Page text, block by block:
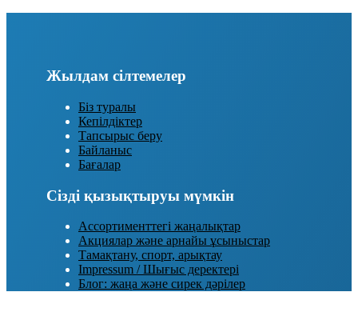
Жылдам сілтемелер
Біз туралы
Кепілдіктер
Тапсырыс беру
Байланыс
Бағалар
Сізді қызықтыруы мүмкін
Ассортименттегі жаңалықтар
Акциялар және арнайы ұсыныстар
Тамақтану, спорт, арықтау
Impressum / Шығыс деректері
Блог: жаңа және сирек дәрілер